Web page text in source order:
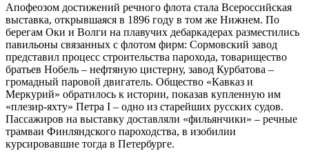
Апофеозом достижений речного флота стала Всероссийская
выставка, открывшаяся в 1896 году в том же Нижнем. По
берегам Оки и Волги на плавучих дебаркадерах разместились
павильоны связанных с флотом фирм: Сормовский завод
представил процесс строительства парохода, товарищество
братьев Нобель – нефтяную цистерну, завод Курбатова –
громадный паровой двигатель. Общество «Кавказ и
Меркурий» обратилось к истории, показав купленную им
«плезир-яхту» Петра I – одно из старейших русских судов.
Пассажиров на выставку доставляли «фильянчики» – речные
трамваи Финляндского пароходства, в изобилии
курсировавшие тогда в Петербурге.